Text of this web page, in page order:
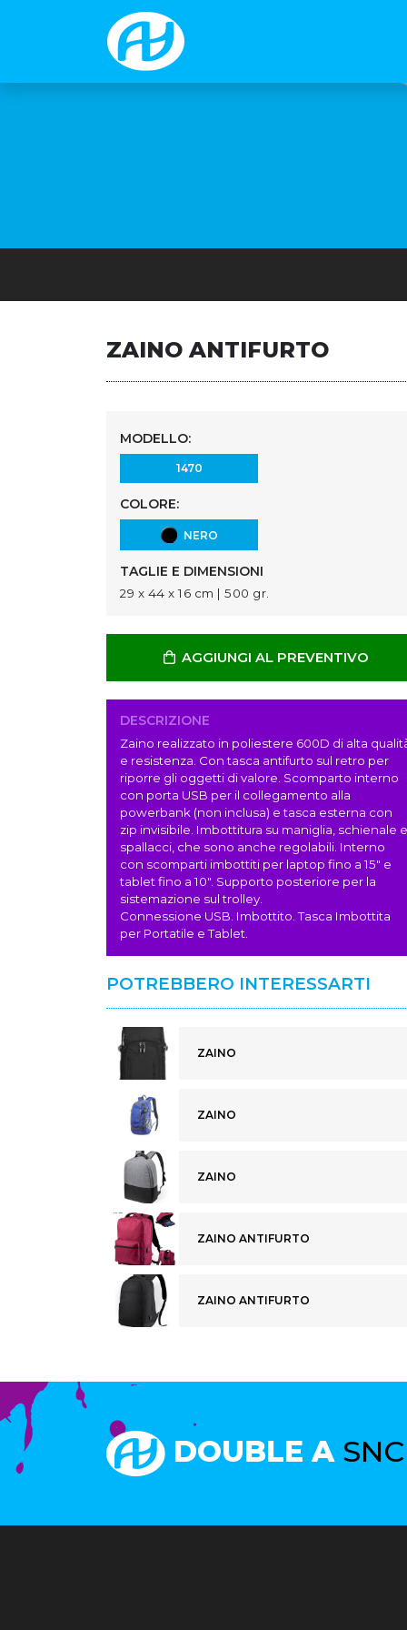
ZAINO ANTIFURTO
MODELLO:
1470
COLORE:
NERO
TAGLIE E DIMENSIONI
29 x 44 x 16 cm | 500 gr.
AGGIUNGI AL PREVENTIVO
DESCRIZIONE
Zaino realizzato in poliestere 600D di alta
e resistenza. Con tasca antifurto sul retro per
riporre gli oggetti di valore. Scomparto interno
con porta USB per il collegamento alla
powerbank (non inclusa) e tasca esterna con
zip invisibile. Imbottitura su maniglia, schienale e
spallacci, che sono anche regolabili. Interno
con scomparti imbottiti per laptop fino a 15" e
tablet fino a 10". Supporto posteriore per la
sistemazione sul trolley.
Connessione USB. Imbottito. Tasca Imbottita
per Portatile e Tablet.
POTREBBERO INTERESSARTI
ZAINO
ZAINO
ZAINO
ZAINO ANTIFURTO
ZAINO ANTIFURTO
DOUBLE A SNC